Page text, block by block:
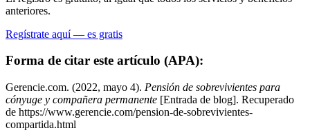
anteriores.
Regístrate aquí — es gratis
Forma de citar este artículo (APA):
Gerencie.com. (2022, mayo 4). Pensión de sobrevivientes para
cónyuge y compañera permanente [Entrada de blog]. Recuperado
de https://www.gerencie.com/pension-de-sobrevivientes-
compartida.html